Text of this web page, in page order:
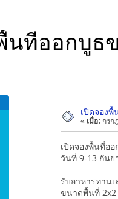
นที่ออกบูธ
เปิดจอง
« เมื่อ: กรก
เปิดจองพื้นที่อ
วันที่ 9-13 กันย
รับอาหารทาน
ขนาดพื้นที่ 2x2